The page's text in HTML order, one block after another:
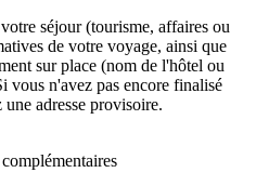
séjour (tourisme, affaires ou
de votre voyage, ainsi que
sur place (nom de l'hôtel ou
vous n'avez pas encore finalisé
adresse provisoire.